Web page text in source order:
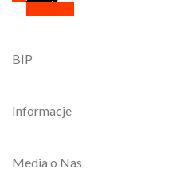
BIP
Informacje
Media o Nas